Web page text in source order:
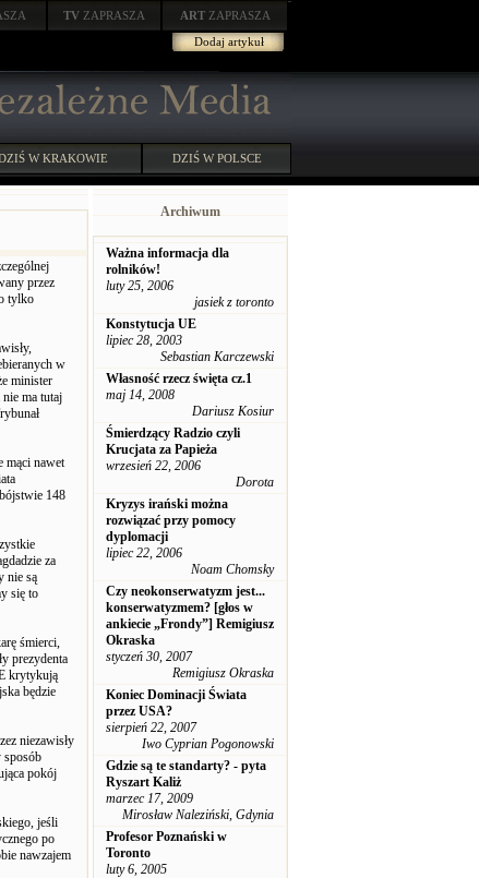
TV ZAPRASZA ART ZAPRASZA
Dodaj artykuł
W KRAKOWIE DZIŚ W POLSCE
przez
tylko
w
minister
ma tutaj
mąci nawet
148
za
nie są
się to
śmierci,
prezydenta
krytykują
będzie
niezawisły
sposób
pokój
jeśli
po
nawzajem
Archiwum
Ważna informacja dla
rolników!
luty 25, 2006
jasiek z toronto
Konstytucja UE
lipiec 28, 2003
Sebastian Karczewski
Własność rzecz święta cz.1
maj 14, 2008
Dariusz Kosiur
Śmierdzący Radzio czyli
Krucjata za Papieża
wrzesień 22, 2006
Dorota
Kryzys irański można
rozwiązać przy pomocy
dyplomacji
lipiec 22, 2006
Noam Chomsky
Czy neokonserwatyzm jest...
konserwatyzmem? [głos w
ankiecie „Frondy”] Remigiusz
Okraska
styczeń 30, 2007
Remigiusz Okraska
Koniec Dominacji Świata
przez USA?
sierpień 22, 2007
Iwo Cyprian Pogonowski
Gdzie są te standarty? - pyta
Ryszart Kaliż
marzec 17, 2009
Mirosław Naleziński, Gdynia
Profesor Poznański w
Toronto
luty 6, 2005